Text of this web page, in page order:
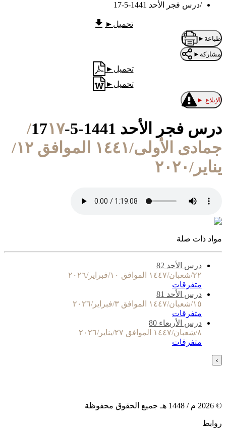
/درس فجر الأحد 1441-5-17
تحميل ►
طباعة ►
مشاركة ►
تحميل ►
تحميل ►
الإبلاغ ►
درس فجر الأحد 1441-5-17
١٧/
جمادى الأولى/١٤٤١ الموافق ١٢/
يناير/٢٠٢٠
مواد ذات صلة
درس الأحد 82
٢٢/شعبان/١٤٤٧ الموافق ١٠/فبراير/٢٠٢٦
متفرقات
درس الأحد 81
١٥/شعبان/١٤٤٧ الموافق ٣/فبراير/٢٠٢٦
متفرقات
درس الأربعاء 80
٨/شعبان/١٤٤٧ الموافق ٢٧/يناير/٢٠٢٦
متفرقات
›
©
2026 م / 1448 هـ جميع الحقوق محفوظة
روابط